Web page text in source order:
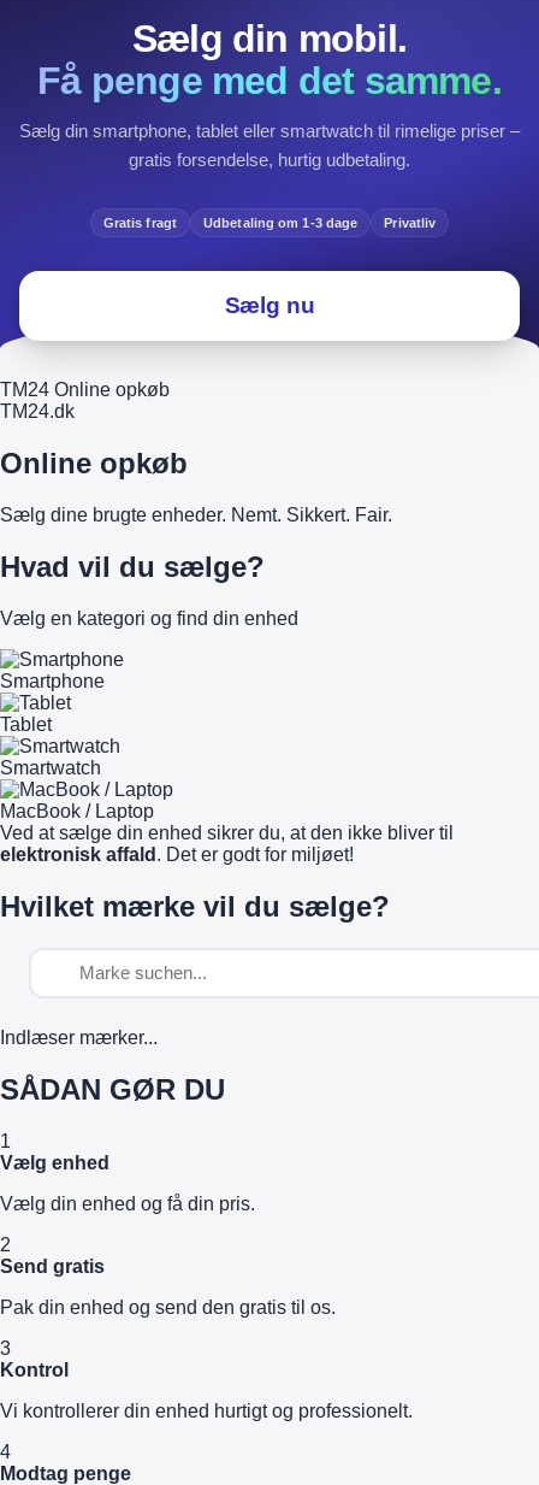
Sælg din mobil.
Få penge med det samme.
Sælg din smartphone, tablet eller smartwatch til rimelige priser –
gratis forsendelse, hurtig udbetaling.
Gratis fragt Udbetaling om 1-3 dage Privatliv
Sælg nu
TM24 Online opkøb
TM24.dk
Online opkøb
Sælg dine brugte enheder. Nemt. Sikkert. Fair.
Hvad vil du sælge?
Vælg en kategori og find din enhed
Smartphone
Tablet
Smartwatch
MacBook / Laptop
Ved at sælge din enhed sikrer du, at den ikke bliver til
elektronisk affald . Det er godt for miljøet!
Hvilket mærke vil du sælge?
Indlæser mærker...
SÅDAN GØR DU
1
Vælg enhed
Vælg din enhed og få din pris.
2
Send gratis
Pak din enhed og send den gratis til os.
3
Kontrol
Vi kontrollerer din enhed hurtigt og professionelt.
4
Modtag penge